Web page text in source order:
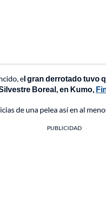
el gran derrotado tuvo
Boreal, en Kumo,
de una pelea así en al
PUBLICIDAD